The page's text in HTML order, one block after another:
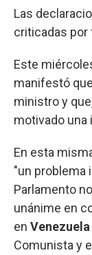
Las
criticadas por
Este
manifestó
ministro y
motivado una
En esta
"un problema
Parlamento
unánime en
en Venezuela
Comunista y